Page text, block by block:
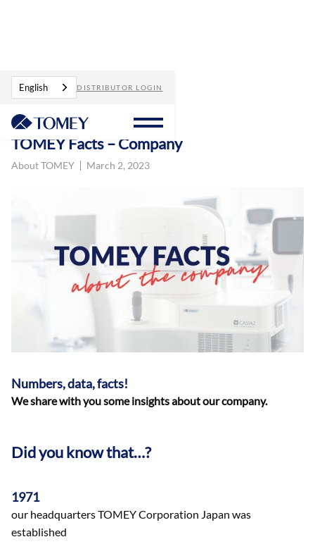
English DISTRIBUTOR LOGIN
Blog TOMEY Facts – Company
TOMEY Facts – Company
About TOMEY March 2, 2023
Numbers, data, facts!
We share with you some insights about our company.
Did you know that…?
1971
our headquarters TOMEY Corporation Japan was
established